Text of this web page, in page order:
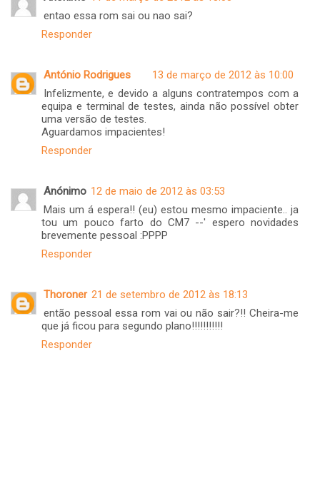
entao essa rom sai ou nao sai?
Responder
António Rodrigues
13 de março de 2012 às 10:00
Infelizmente, e devido a alguns contratempos com a
equipa e terminal de testes, ainda não possível obter
uma versão de testes.
Aguardamos impacientes!
Responder
Anónimo 12 de maio de 2012 às 03:53
Mais um á espera!! (eu) estou mesmo impaciente.. ja
tou um pouco farto do CM7 --' espero novidades
brevemente pessoal :PPPP
Responder
Thoroner 21 de setembro de 2012 às 18:13
então pessoal essa rom vai ou não sair?!! Cheira-me
que já ficou para segundo plano!!!!!!!!!!!
Responder